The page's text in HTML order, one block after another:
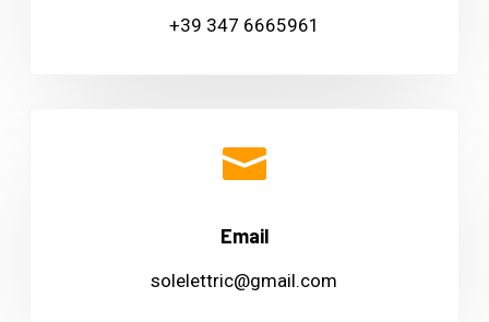
+39 347 6665961

Email
solelettric@gmail.com